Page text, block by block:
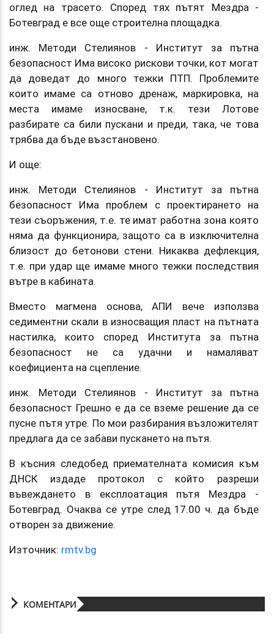
оглед на трасето. Според тях пътят Мездра -
Ботевград е все още строителна площадка.
инж. Методи Стелиянов - Институт за пътна
безопасност Има високо рискови точки, кот могат
да доведат до много тежки ПТП. Проблемите
които имаме са отново дренаж, маркировка, на
места имаме износване, т.к. тези Лотове
разбирате са били пускани и преди, така, че това
трябва да бъде възстановено.
И още:
инж. Методи Стелиянов - Институт за пътна
безопасност Има проблем с проектирането на
тези съоръжения, т.е. те имат работна зона която
няма да функционира, защото са в изключителна
близост до бетонови стени. Никаква дефлекция,
т.е. при удар ще имаме много тежки последствия
вътре в кабината.
Вместо магмена основа, АПИ вече използва
седиментни скали в износващия пласт на пътната
настилка, които според Института за пътна
безопасност не са удачни и намаляват
коефициента на сцепление.
инж. Методи Стелиянов - Институт за пътна
безопасност Грешно е да се вземе решение да се
пусне пътя утре. По мои разбирания възложителят
предлага да се забави пускането на пътя.
В късния следобед приемателната комисия към
ДНСК издаде протокол с който разреши
въвеждането в експлоатация пътя Мездра -
Ботевград. Очаква се утре след 17.00 ч. да бъде
отворен за движение.
Източник: rmtv.bg
КОМЕНТАРИ